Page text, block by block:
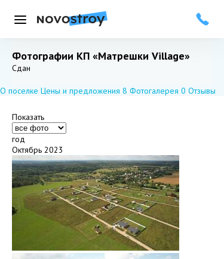
Меню
Фотографии КП «Матрешки Village»
Добавить в избранное
Подписаться
Сдан
О поселке Цены и предложения 8 Фотогалерея 0 Отзывы
Показать
год
Октябрь 2023